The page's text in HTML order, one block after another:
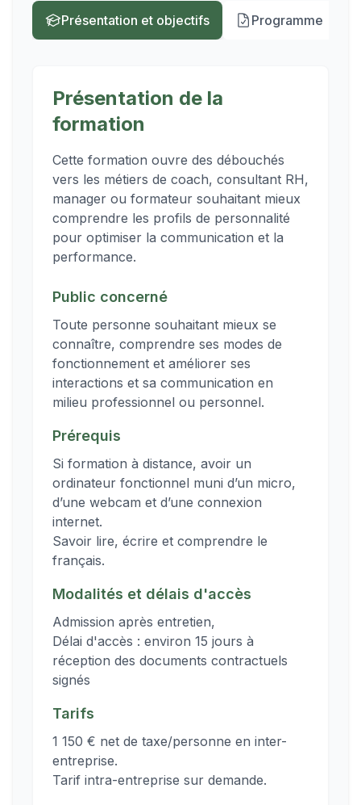
Présentation et objectifs Programme
Présentation de la
formation
Cette formation ouvre des débouchés
vers les métiers de coach, consultant RH,
manager ou formateur souhaitant mieux
comprendre les profils de personnalité
pour optimiser la communication et la
performance.
Public concerné
Toute personne souhaitant mieux se
connaître, comprendre ses modes de
fonctionnement et améliorer ses
interactions et sa communication en
Prérequis
Si formation à distance, avoir un
ordinateur fonctionnel muni d’un micro,
d’une webcam et d’une connexion
internet.
Savoir lire, écrire et comprendre le
français.
Modalités et délais d'accès
Admission après entretien,
Délai d'accès : environ 15 jours à
réception des documents contractuels
signés
Tarifs
1 150 € net de taxe/personne en inter-
entreprise.
Tarif intra-entreprise sur demande.